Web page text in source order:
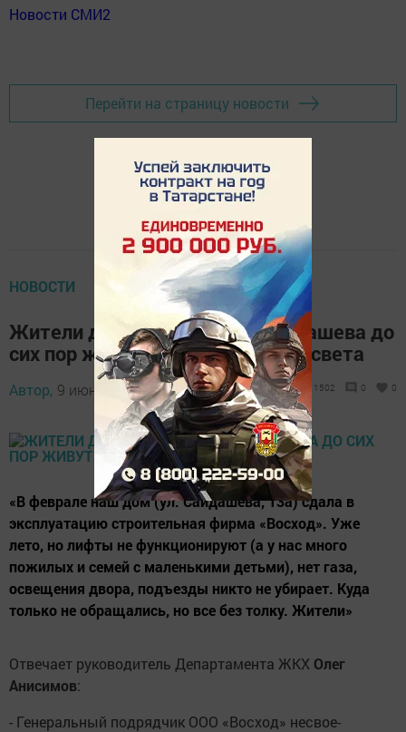
Новости СМИ2
Перейти на страницу новости
НОВОСТИ
Жители дома №13а по ул. Сайдашева до
сих пор живут без лифта, газа и света
Автор, 9 июня 2016 - 09:53 1502 0 0
«В феврале наш дом (ул. Сайдашева, 13а) сдала в
эксплуатацию строительная фирма «Восход». Уже
лето, но лифты не функционируют (а у нас много
пожилых и семей с маленькими детьми), нет газа,
освещения двора, подъезды никто не убирает. Куда
только не обращались, но все без толку. Жители»
Отвечает руководитель Департамента ЖКХ Олег
Анисимов:
- Генеральный подрядчик ООО «Восход» несвое­